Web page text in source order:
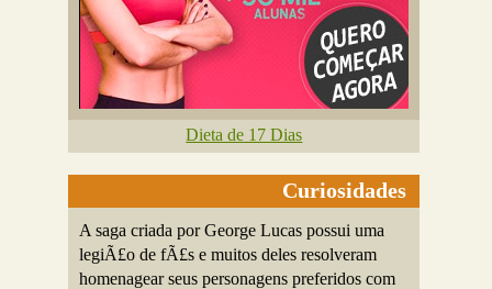
Dieta de 17 Dias
Curiosidades
A saga criada por George Lucas possui uma
legiÃ£o de fÃ£s e muitos deles resolveram
homenagear seus personagens preferidos com